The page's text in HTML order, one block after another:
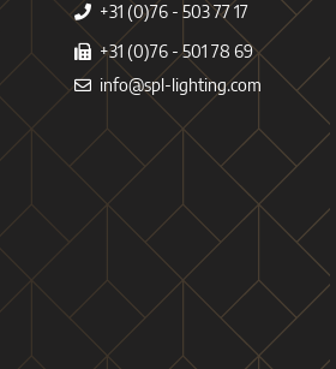
+31 (0)76 - 503 77 17
+31 (0)76 - 501 78 69
info@spl-lighting.com